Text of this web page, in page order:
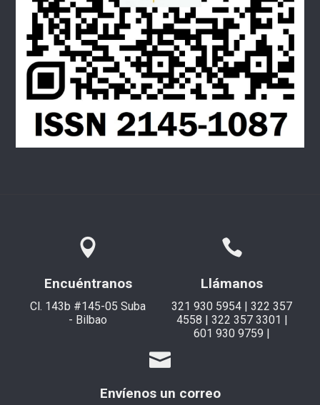
Encuéntranos
Cl. 143b #145-05 Suba
- Bilbao
Llámanos
321 930 5954 | 322 357
4558 | 322 357 3301 |
601 930 9759 |
Envíenos un correo